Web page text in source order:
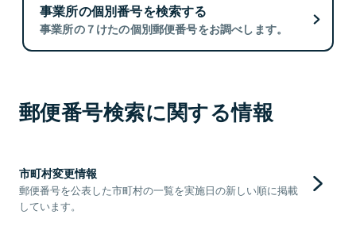
事業所の個別番号を検索する
事業所の７けたの個別郵便番号をお調べします。
郵便番号検索に関する情報
市町村変更情報
郵便番号を公表した市町村の一覧を実施日の新しい順に掲載
しています。